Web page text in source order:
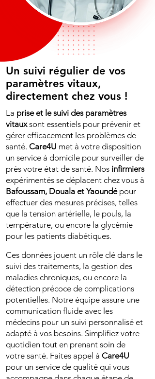
Un suivi régulier de vos
paramètres vitaux,
directement chez vous !
La prise et le suivi des paramètres
vitauxsont essentiels pour prévenir et
gérer efficacement les problèmes de
santé. Care4U met à votre disposition
un service à domicile pour surveiller de
près votre état de santé. Nos infirmiers
expérimentés se déplacent chez vous à
Bafoussam, Douala et Yaoundépour
effectuer des mesures précises, telles
que la tension artérielle, le pouls, la
température, ou encore la glycémie
pour les patients diabétiques.
Ces données jouent un rôle clé dans le
suivi des traitements, la gestion des
maladies chroniques, ou encore la
détection précoce de complications
potentielles. Notre équipe assure une
communication fluide avec les
médecins pour un suivi personnalisé et
adapté à vos besoins. Simplifiez votre
quotidien tout en prenant soin de
votre santé. Faites appel à Care4U
pour un service de qualité qui vous